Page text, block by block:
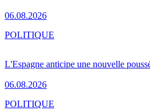
06.08.2026
L'Espagne anticipe une nouvelle
06.08.2026
POLITIQUE
POLITIQUE